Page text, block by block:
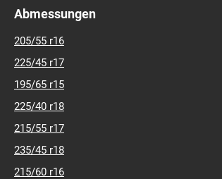
Abmessungen
205/55 r16
225/45 r17
195/65 r15
225/40 r18
215/55 r17
235/45 r18
215/60 r16